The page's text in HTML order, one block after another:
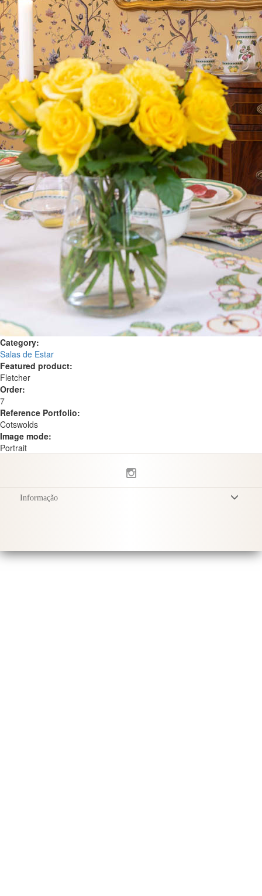
Category:
Salas de Estar
Featured product:
Fletcher
Order:
7
Reference Portfolio:
Cotswolds
Image mode:
Portrait
Informação
Cuidados com o Produto